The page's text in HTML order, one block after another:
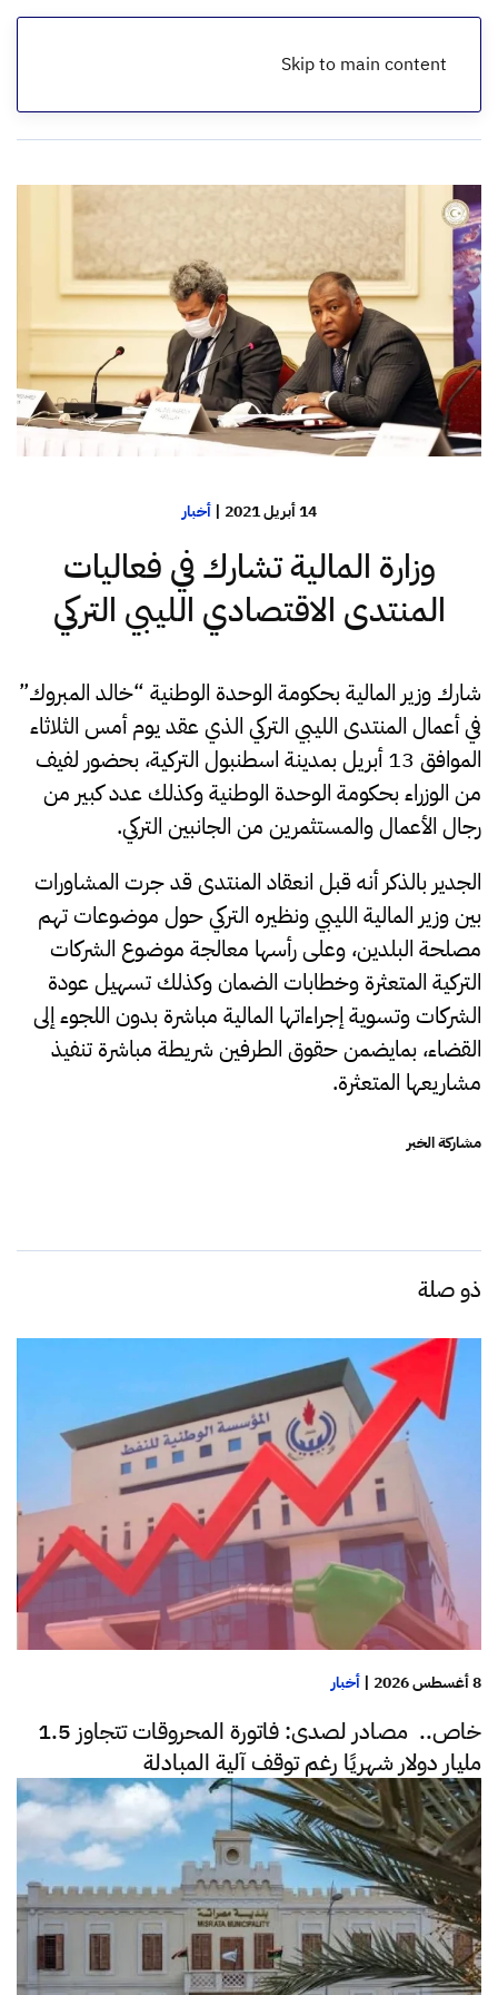
Skip to main content
الرئيسية
14 أبريل 2021 |أخبار
وزارة المالية تشارك في فعاليات
المنتدى الاقتصادي الليبي التركي
شارك وزير المالية بحكومة الوحدة الوطنية “خالد المبروك”
في أعمال المنتدى الليبي التركي الذي عقد يوم أمس الثلاثاء
الموافق 13 أبريل بمدينة اسطنبول التركية
، بحضور لفيف
من الوزراء بحكومة الوحدة الوطنية وكذلك عدد كبير من
رجال الأعمال والمستثمرين من الجانبين التركي.
الجدير بالذكر أنه قبل انعقاد المنتدى قد جرت المشاورات
بين وزير المالية الليبي ونظيره التركي حول موضوعات تهم
مصلحة البلدين، وعلى رأسها معالجة موضوع الشركات
التركية المتعثرة وخطابات الضمان وكذلك تسهيل عودة
الشركات وتسوية إجراءاتها المالية مباشرة بدون اللجوء إلى
القضاء، بمايضمن حقوق الطرفين شريطة مباشرة تنفيذ
مشاريعها المتعثرة.
مشاركة الخبر
ذو صلة
8 أغسطس 2026 | أخبار
خاص.. مصادر لصدى: فاتورة المحروقات تتجاوز 1.5
مليار دولار شهريًا رغم توقف آلية المبادلة